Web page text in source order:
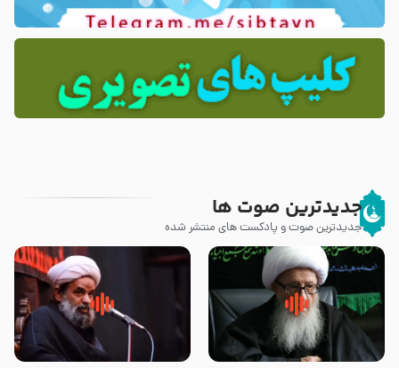
جدیدترین صوت ها
جدیدترین صوت و پادکست های منتشر شده
زوّار اربعین امام حسین (علیه
السلام) با این اشتیاق به زیارت
روضه جانسوز پاره های جگر امام
حسن مجتبی علیه السلام-حجت